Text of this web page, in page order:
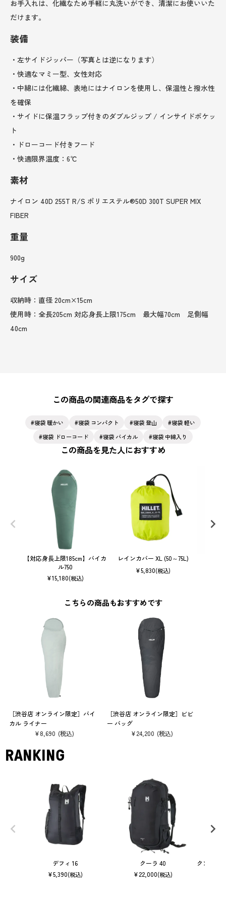
お手入れは、化繊なため手軽に丸洗いができ、清潔にお使いいた
だけます。
装備
・左サイドジッパー（写真とは逆になります）
・快適なマミー型、女性対応
・中綿には化繊綿、表地にはナイロンを使用し、保温性と撥水性
を確保
・サイドに保温フラップ付きのダブルジップ / インサイドポケッ
ト
・ドローコード付きフード
・快適限界温度：6℃
素材
ナイロン 40D 255T R/S ポリエステル®50D 300T SUPER MIX
FIBER
重量
900g
サイズ
収納時：直径 20cm×15cm
使用時：全長205cm 対応身長上限175cm 最大幅70cm 足側幅
40cm
この商品の関連商品をタグで探す
寝袋 暖かい 寝袋 コンパクト 寝袋 登山
寝袋 軽い
寝袋 ドローコード
寝袋 バイカル 寝袋 中綿入り
この商品を見た人におすすめ
【対応身長上限185cm】バイカ
ル750
¥15,180(税込)
レインカバー XL (50～75L)
¥5,830(税込)
こちらの商品もおすすめです
［渋谷店 オンライン限定］バイ
カル ライナー
¥8,690
［渋谷店 オンライン限定］ビビ
ー バッグ
¥24,200
RANKING
デフィ 16
¥5,390(税込)
クーラ 40
¥22,000(税込)
クンブ マ